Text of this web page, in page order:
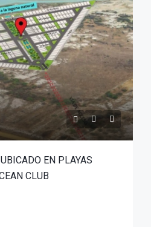
EN PLAYAS
CLUB